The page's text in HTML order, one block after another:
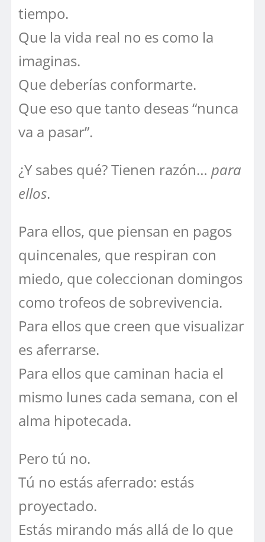
tiempo.
Que la vida real no es como la
imaginas.
Que deberías conformarte.
Que eso que tanto deseas “nunca
va a pasar”.
¿Y sabes qué? Tienen razón… para
ellos.
Para ellos, que piensan en pagos
quincenales, que respiran con
miedo, que coleccionan domingos
como trofeos de sobrevivencia.
Para ellos que creen que visualizar
es aferrarse.
Para ellos que caminan hacia el
mismo lunes cada semana, con el
alma hipotecada.
Pero tú no.
Tú no estás aferrado: estás
proyectado.
Estás mirando más allá de lo que